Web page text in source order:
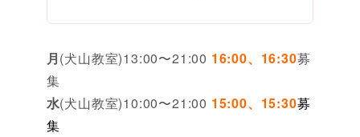
月(犬山教室)13:00〜21:00 16:00、16:30募
集
水(犬山教室)10:00〜21:00 15:00、15:30募
集